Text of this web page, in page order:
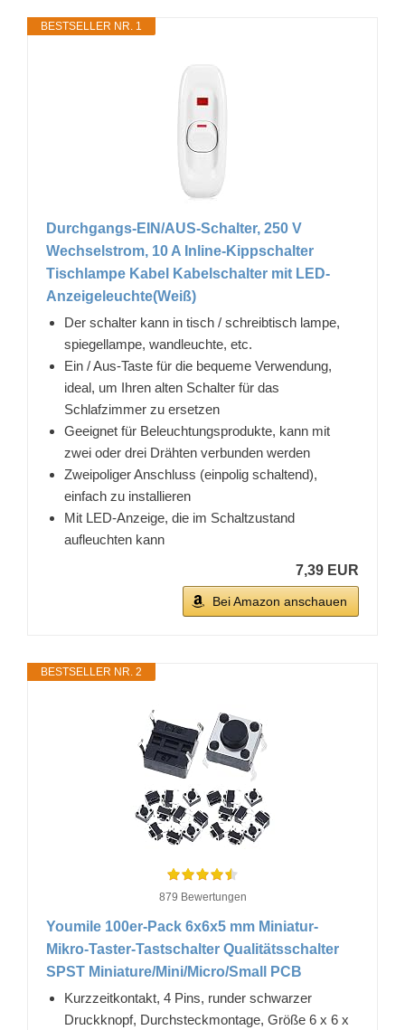
BESTSELLER NR. 1
Durchgangs-EIN/AUS-Schalter, 250 V
Wechselstrom, 10 A Inline-Kippschalter
Tischlampe Kabel Kabelschalter mit LED-
Anzeigeleuchte(Weiß)
Der schalter kann in tisch / schreibtisch lampe,
spiegellampe, wandleuchte, etc.
Ein / Aus-Taste für die bequeme Verwendung,
ideal, um Ihren alten Schalter für das
Schlafzimmer zu ersetzen
Geeignet für Beleuchtungsprodukte, kann mit
zwei oder drei Drähten verbunden werden
Zweipoliger Anschluss (einpolig schaltend),
einfach zu installieren
Mit LED-Anzeige, die im Schaltzustand
aufleuchten kann
7,39 EUR
Bei Amazon anschauen
BESTSELLER NR. 2
879 Bewertungen
Youmile 100er-Pack 6x6x5 mm Miniatur-
Mikro-Taster-Tastschalter Qualitätsschalter
SPST Miniature/Mini/Micro/Small PCB
Kurzzeitkontakt, 4 Pins, runder schwarzer
Druckknopf, Durchsteckmontage, Größe 6 x 6 x